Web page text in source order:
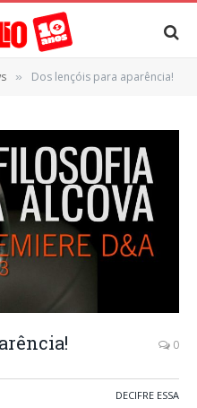
» Dos lençóis para aparência!
0
DECIFRE ESSA